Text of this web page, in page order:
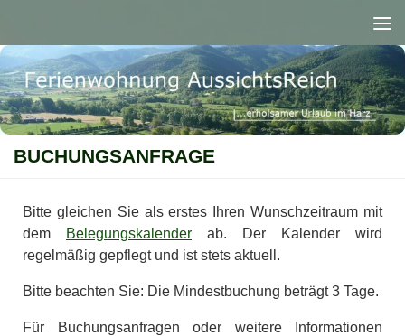
BUCHUNGSANFRAGE
Bitte gleichen Sie als erstes Ihren Wunschzeitraum mit
dem
Belegungskalender ab. Der Kalender wird
regelmäßig gepflegt und ist stets aktuell.
Bitte beachten Sie: Die Mindestbuchung beträgt 3 Tage.
Für Buchungsanfragen oder weitere Informationen